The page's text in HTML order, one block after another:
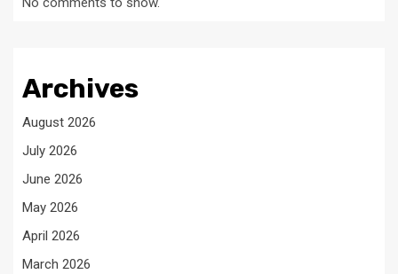
Archives
August 2026
July 2026
June 2026
May 2026
April 2026
March 2026